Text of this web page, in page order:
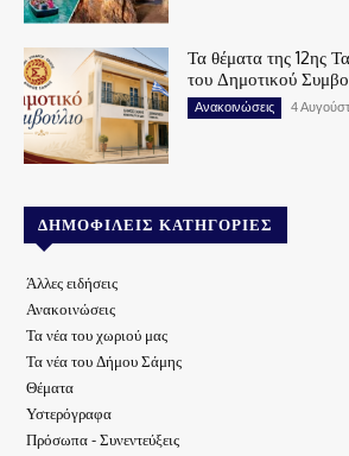
Τα θέματα της 12ης
του Δημοτικού
Ανακοινώσεις 4
ΔΗΜΟΦΙΛΕΊΣ ΚΑΤΗΓΟΡΊΕΣ
Άλλες ειδήσεις
Ανακοινώσεις
Τα νέα του χωριού μας
Τα νέα του Δήμου Σάμης
Θέματα
Υστερόγραφα
Πρόσωπα - Συνεντεύξεις